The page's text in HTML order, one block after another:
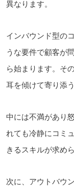
異なります。
インバウンド型の
うな要件で顧客が
ら始まります。そ
耳を傾けて寄り添
中には不満があり
れても冷静にコミ
きるスキルが求め
次に、アウトバウ